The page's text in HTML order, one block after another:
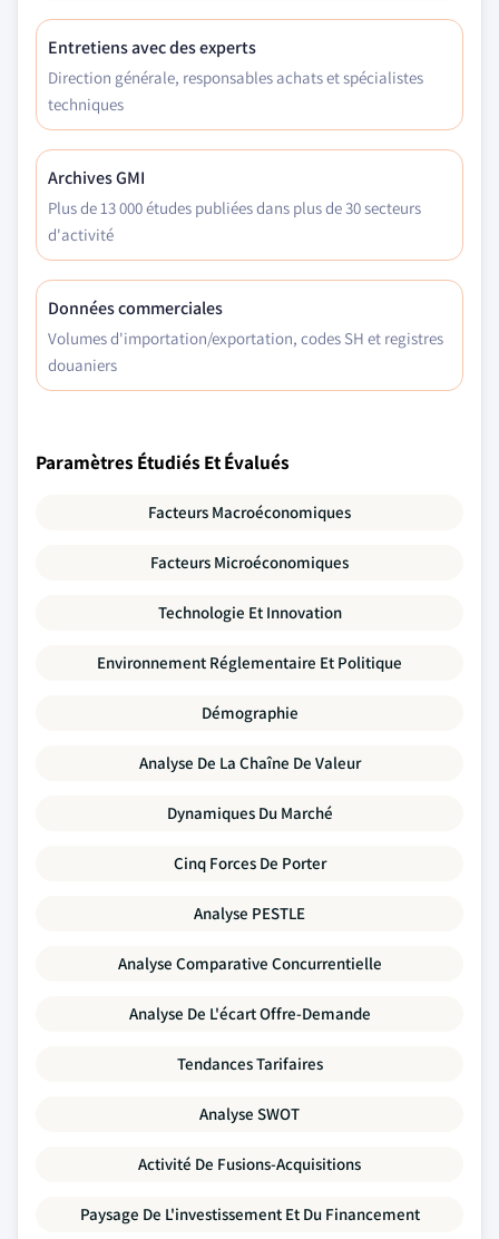
Entretiens avec des experts
Direction générale, responsables achats et spécialistes
techniques
Archives GMI
Plus de 13 000 études publiées dans plus de 30 secteurs
d'activité
Données commerciales
Volumes d'importation/exportation, codes SH et registres
douaniers
Paramètres Étudiés Et Évalués
Facteurs Macroéconomiques
Facteurs Microéconomiques
Technologie Et Innovation
Environnement Réglementaire Et Politique
Démographie
Analyse De La Chaîne De Valeur
Dynamiques Du Marché
Cinq Forces De Porter
Analyse PESTLE
Analyse Comparative Concurrentielle
Analyse De L'écart Offre-Demande
Tendances Tarifaires
Analyse SWOT
Activité De Fusions-Acquisitions
Paysage De L'investissement Et Du Financement